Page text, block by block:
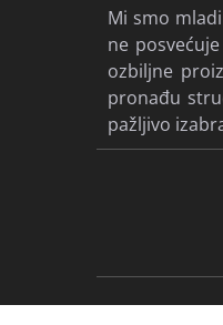
Mi smo
ne
ozbiljne
pronađu
pažljivo